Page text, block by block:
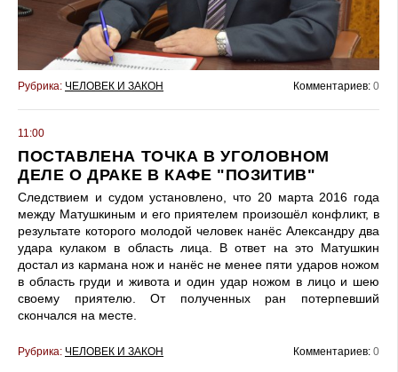
Рубрика: ЧЕЛОВЕК И ЗАКОН Комментариев: 0
11:00
ПОСТАВЛЕНА ТОЧКА В УГОЛОВНОМ
ДЕЛЕ О ДРАКЕ В КАФЕ "ПОЗИТИВ"
Следствием и судом установлено, что 20 марта 2016 года
между Матушкиным и его приятелем произошёл конфликт, в
результате которого молодой человек нанёс Александру два
удара кулаком в область лица. В ответ на это Матушкин
достал из кармана нож и нанёс не менее пяти ударов ножом
в область груди и живота и один удар ножом в лицо и шею
своему приятелю. От полученных ран потерпевший
скончался на месте.
Рубрика: ЧЕЛОВЕК И ЗАКОН Комментариев: 0